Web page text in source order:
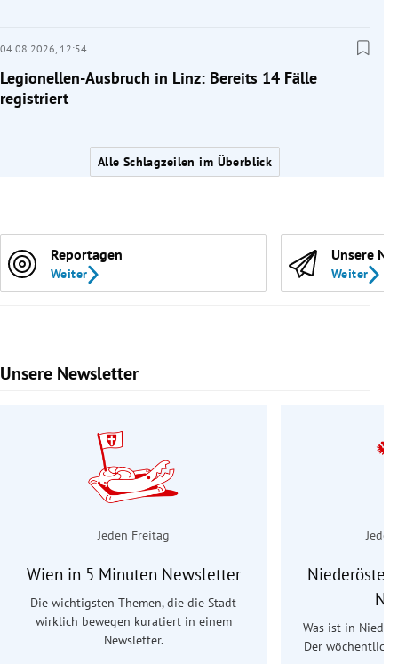
04.08.2026, 12:54
Legionellen-Ausbruch in Linz: Bereits 14 Fälle
registriert
Alle Schlagzeilen im Überblick
Reportagen
Weiter
Unsere
Weiter
Unsere Newsletter
Slide 1 von 9
Jeden Freitag
Wien in 5 Minuten Newsletter
Die wichtigsten Themen, die die Stadt
wirklich bewegen kuratiert in einem
Newsletter.
Was ist in
Der